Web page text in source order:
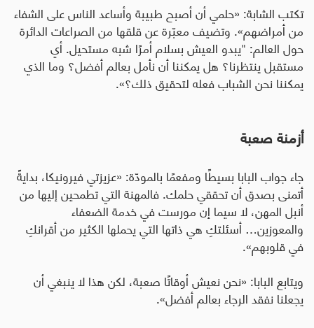
تكتب الشابة: «حلمي أن أصبح طبيبة وأساعد الناس على الشفاء
من أمراضهم». وتضيف معبّرة عن قلقها من الصراعات الدائرة
حول العالم: "يبدو العيش بسلام أمرًا شبه مستحيل. أي
مستقبل ينتظرنا؟ هل يمكننا أن نأمل بعالم أفضل؟ وما الذي
يمكننا نحن الشباب فعله لتحقيق ذلك؟».
أزمنة صعبة
جاء جواب البابا بسيطًا ومفعمًا بالمودّة: «عزيزتي فيرونيكا، بدايةً
أتمنى بصدق أن تحققي حلمك. فالمهنة التي تطمحين إليها من
أنبل المهن، لا سيما إن مورست في خدمة الضعفاء
والمعوزين… أسئلتكِ هي ذاتها التي يحملها الكثير من أقرانكِ
في قلوبهم».
ويتابع البابا: «نحن نعيش أوقاتًا صعبة، لكن هذا لا ينبغي أن
يجعلنا نفقد الرجاء بعالم أفضل».